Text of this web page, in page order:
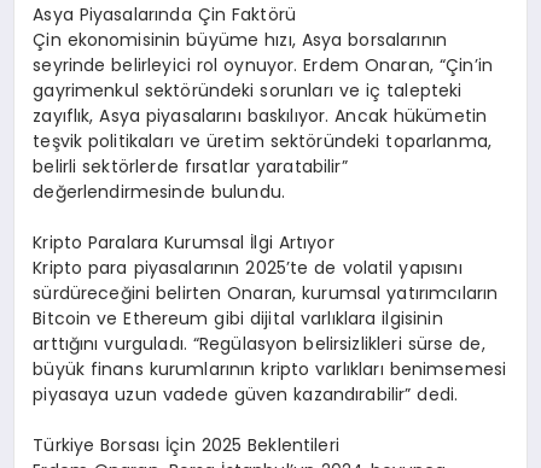
Asya Piyasalarında Çin Faktörü
Çin ekonomisinin büyüme hızı, Asya borsalarının
seyrinde belirleyici rol oynuyor. Erdem Onaran, “Çin’in
gayrimenkul sektöründeki sorunları ve iç talepteki
zayıflık, Asya piyasalarını baskılıyor. Ancak hükümetin
teşvik politikaları ve üretim sektöründeki toparlanma,
belirli sektörlerde fırsatlar yaratabilir”
değerlendirmesinde bulundu.
Kripto Paralara Kurumsal İlgi Artıyor
Kripto para piyasalarının 2025’te de volatil yapısını
sürdüreceğini belirten Onaran, kurumsal yatırımcıların
Bitcoin ve Ethereum gibi dijital varlıklara ilgisinin
arttığını vurguladı. “Regülasyon belirsizlikleri sürse de,
büyük finans kurumlarının kripto varlıkları benimsemesi
piyasaya uzun vadede güven kazandırabilir” dedi.
Türkiye Borsası İçin 2025 Beklentileri